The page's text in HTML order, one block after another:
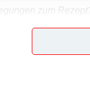
zum
Inzwischen